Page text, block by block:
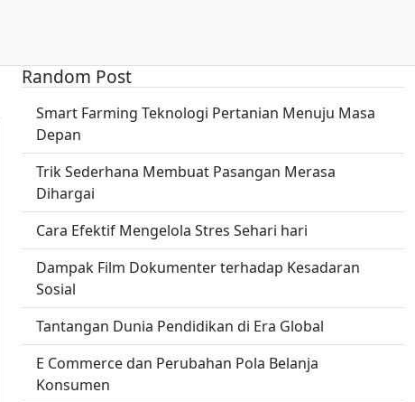
Random Post
Smart Farming Teknologi Pertanian Menuju Masa
Depan
Trik Sederhana Membuat Pasangan Merasa
Dihargai
Cara Efektif Mengelola Stres Sehari hari
Dampak Film Dokumenter terhadap Kesadaran
Sosial
Tantangan Dunia Pendidikan di Era Global
E Commerce dan Perubahan Pola Belanja
Konsumen